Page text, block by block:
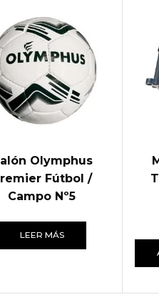
Olymphus
Fútbol /
Campo Nº5
LEER MÁS